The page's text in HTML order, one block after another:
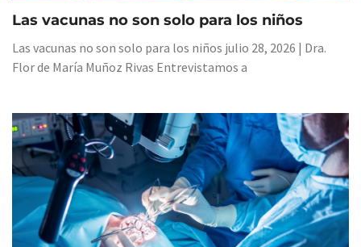
Las vacunas no son solo para los niños
Las vacunas no son solo para los niños julio 28, 2026 | Dra.
Flor de María Muñoz Rivas Entrevistamos a